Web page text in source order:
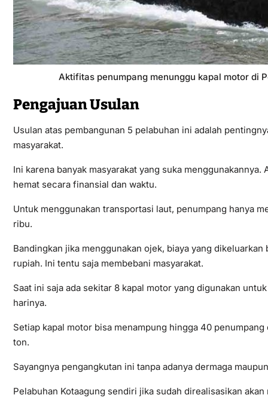
Aktifitas penumpang menunggu kapal motor di
Pengajuan Usulan
Usulan atas pembangunan 5 pelabuhan ini adalah
masyarakat.
Ini karena banyak masyarakat yang suka
hemat secara finansial dan waktu.
Untuk menggunakan transportasi laut, penumpang hanya
ribu.
Bandingkan jika menggunakan ojek, biaya yang
rupiah. Ini tentu saja membebani masyarakat.
Saat ini saja ada sekitar 8 kapal motor yang digunakan
harinya.
Setiap kapal motor bisa menampung hingga 40
ton.
Sayangnya pengangkutan ini tanpa adanya dermaga
Pelabuhan Kotaagung sendiri jika sudah direalisasikan